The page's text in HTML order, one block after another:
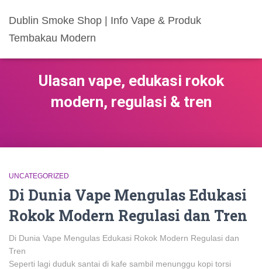
Dublin Smoke Shop | Info Vape & Produk
Tembakau Modern
Ulasan vape, edukasi rokok
modern, regulasi & tren
UNCATEGORIZED
Di Dunia Vape Mengulas Edukasi
Rokok Modern Regulasi dan Tren
Di Dunia Vape Mengulas Edukasi Rokok Modern Regulasi dan
Tren
Seperti lagi duduk santai di kafe sambil menunggu kopi torsi